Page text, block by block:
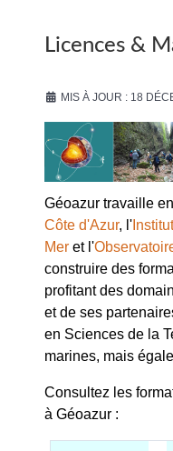
Licences &
MIS À JOUR : 18
Géoazur travaille
Côte d'Azur, l'
Mer et l'
construire des
profitant des
et de ses
en Sciences de la
marines, mais
Consultez les
à Géoazur :